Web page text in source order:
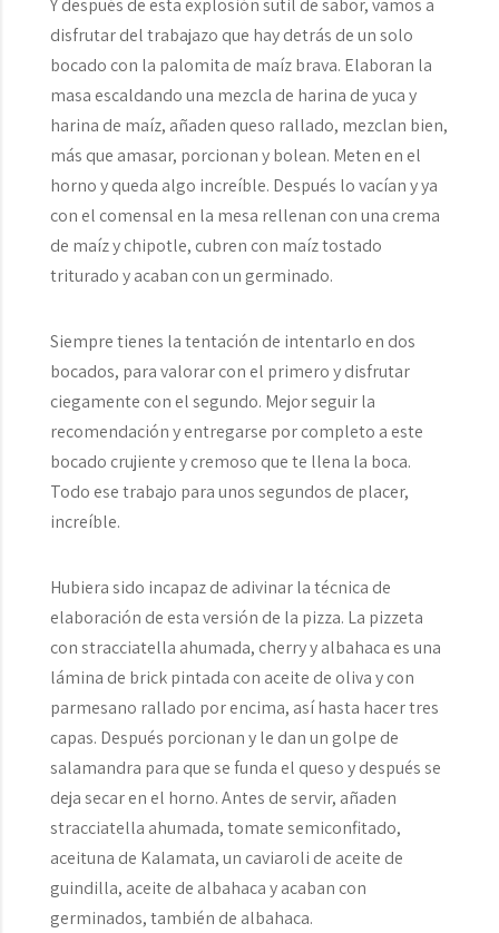
Y después de esta explosión sutil de sabor, vamos a
disfrutar del trabajazo que hay detrás de un solo
bocado con la palomita de maíz brava. Elaboran la
masa escaldando una mezcla de harina de yuca y
harina de maíz, añaden queso rallado, mezclan bien,
más que amasar, porcionan y bolean. Meten en el
horno y queda algo increíble. Después lo vacían y ya
con el comensal en la mesa rellenan con una crema
de maíz y chipotle, cubren con maíz tostado
triturado y acaban con un germinado.
Siempre tienes la tentación de intentarlo en dos
bocados, para valorar con el primero y disfrutar
ciegamente con el segundo. Mejor seguir la
recomendación y entregarse por completo a este
bocado crujiente y cremoso que te llena la boca.
Todo ese trabajo para unos segundos de placer,
increíble.
Hubiera sido incapaz de adivinar la técnica de
elaboración de esta versión de la pizza. La pizzeta
con stracciatella ahumada, cherry y albahaca es una
lámina de brick pintada con aceite de oliva y con
parmesano rallado por encima, así hasta hacer tres
capas. Después porcionan y le dan un golpe de
salamandra para que se funda el queso y después se
deja secar en el horno. Antes de servir, añaden
stracciatella ahumada, tomate semiconfitado,
aceituna de Kalamata, un caviaroli de aceite de
guindilla, aceite de albahaca y acaban con
germinados, también de albahaca.